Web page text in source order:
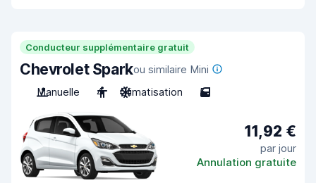
Conducteur supplémentaire gratuit
Chevrolet Sparkou similaire Mini
Manuelle
4 Climatisation 5
11,92 €
par jour
Annulation gratuite